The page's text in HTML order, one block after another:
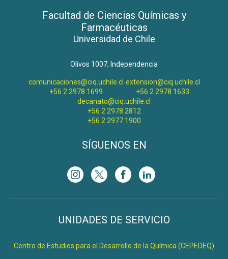
Facultad de Ciencias Químicas y
Farmacéuticas
Universidad de Chile
Olivos 1007, Independencia
comunicaciones@ciq.uchile.cl
+56 2 2978 1699
extension@ciq.uchile.cl
+56 2 2978 1633
decanato@ciq.uchile.cl
+56 2 2978 2812
+56 2 2977 1900
SÍGUENOS EN
UNIDADES DE SERVICIO
Centro de Estudios para el Desarrollo de la Química (CEPEDEQ)